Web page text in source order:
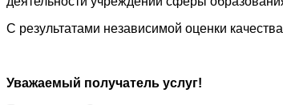
С результатами независимой оценки
Уважаемый получатель услуг!